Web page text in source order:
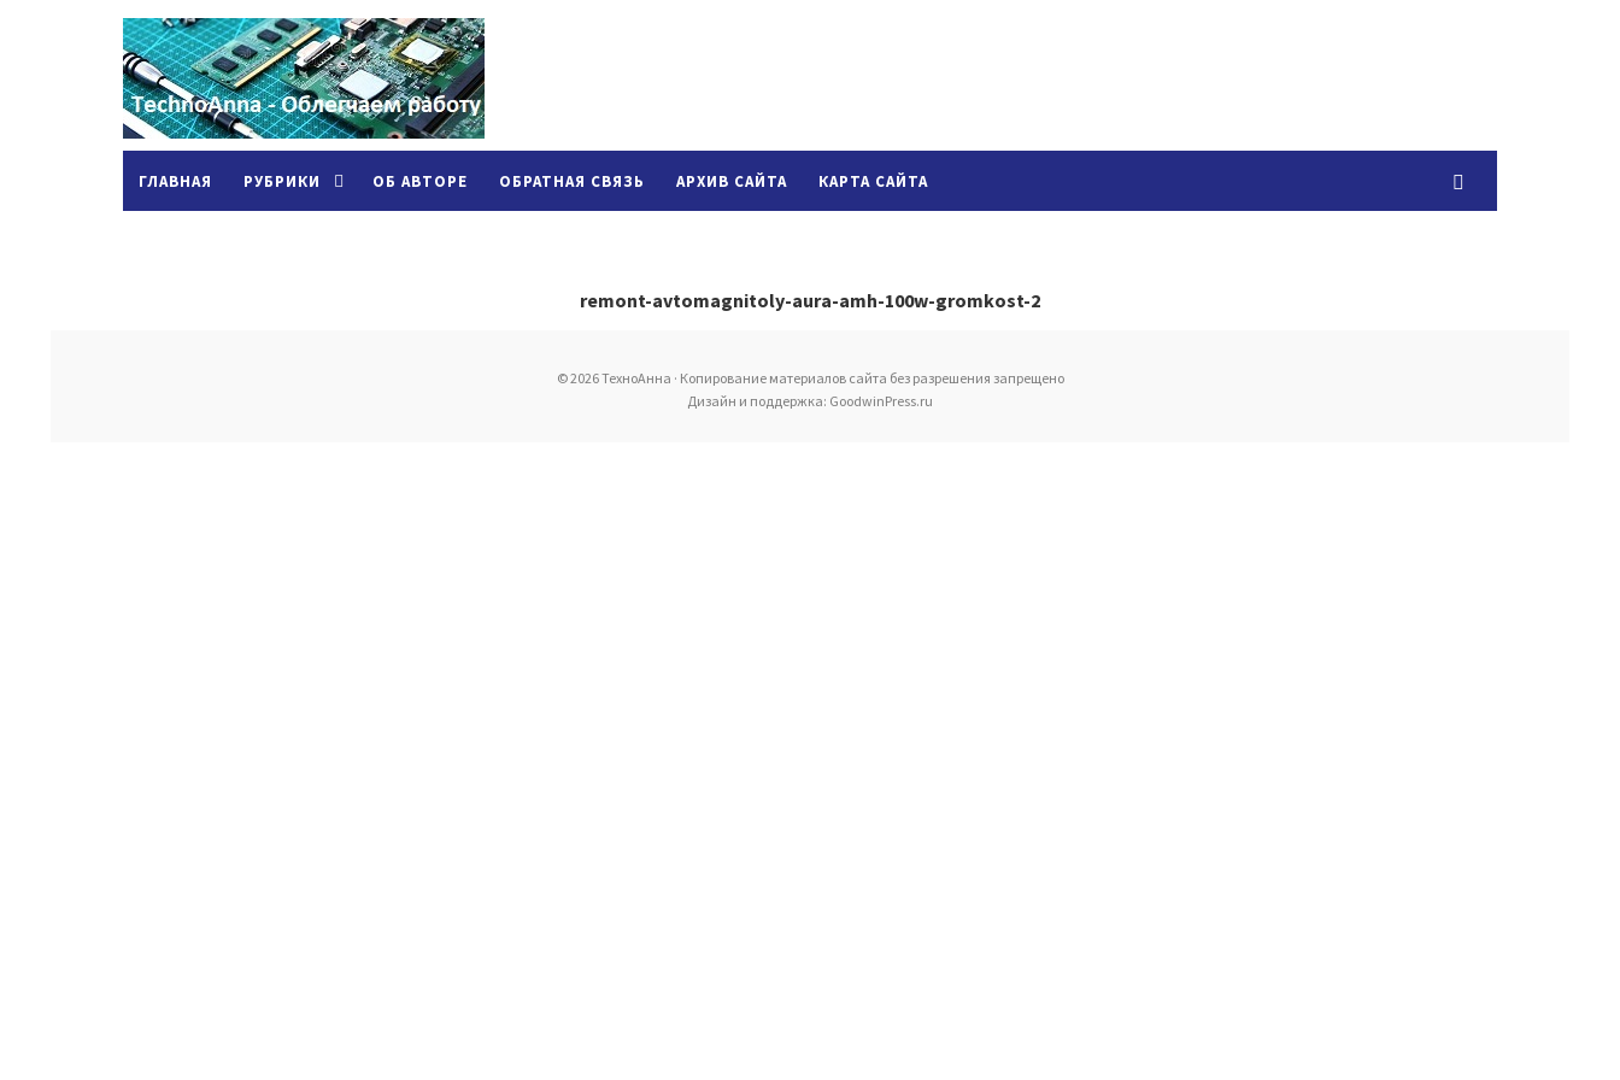
ГЛАВНАЯ РУБРИКИ ОБ АВТОРЕ ОБРАТНАЯ СВЯЗЬ АРХИВ САЙТА КАРТА САЙТА
remont-avtomagnitoly-aura-amh-100w-gromkost-2
© 2026 ТехноАнна · Копирование материалов сайта без разрешения запрещено
Дизайн и поддержка: GoodwinPress.ru